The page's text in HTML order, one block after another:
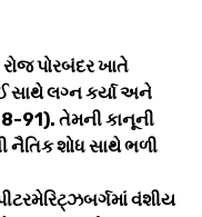
પોરબંદર ખાતે
સાથે લગ્ન કર્યા અને
91). તેમની કાનૂની
નૈતિક શોધ સાથે ભળી
વંશીય